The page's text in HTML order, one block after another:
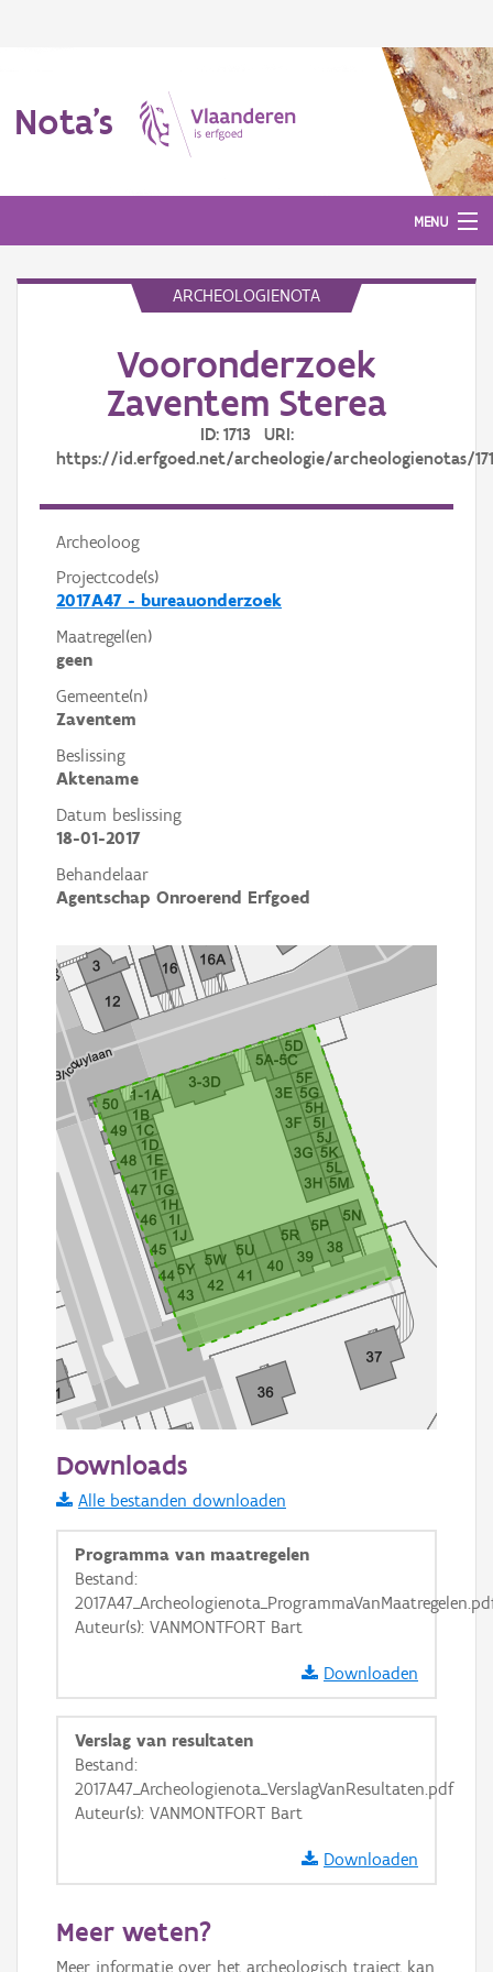
Nota's
MENU
ARCHEOLOGIENOTA
Vooronderzoek
Zaventem Sterea
ID: 1713 URI:
https://id.erfgoed.net/archeologie/archeologienotas/
Archeoloog
Projectcode(s)
2017A47 - bureauonderzoek
Maatregel(en)
geen
Gemeente(n)
Zaventem
Beslissing
Aktename
Datum beslissing
18-01-2017
Behandelaar
Agentschap Onroerend Erfgoed
Informatie Vlaanderen
i
+ −
Basis Lagen
OSM-Basiskaart
GRB-Basiskaart
GRB-Basiskaart in grijswaarden
Downloads
Alle bestanden downloaden
Programma van maatregelen
Bestand:
Auteur(s): VANMONTFORT Bart
Downloaden
Verslag van resultaten
Bestand:
2017A47_Archeologienota_VerslagVanResultaten.pdf
Auteur(s): VANMONTFORT Bart
Downloaden
Meer weten?
Meer informatie over het archeologisch traject kan